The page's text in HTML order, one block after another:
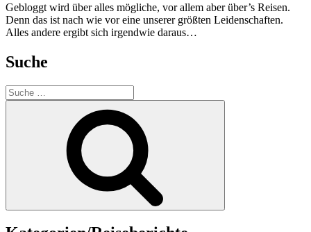
Gebloggt wird über alles mögliche, vor allem aber über’s Reisen.
Denn das ist nach wie vor eine unserer größten Leidenschaften.
Alles andere ergibt sich irgendwie daraus…
Suche
Suche
nach: